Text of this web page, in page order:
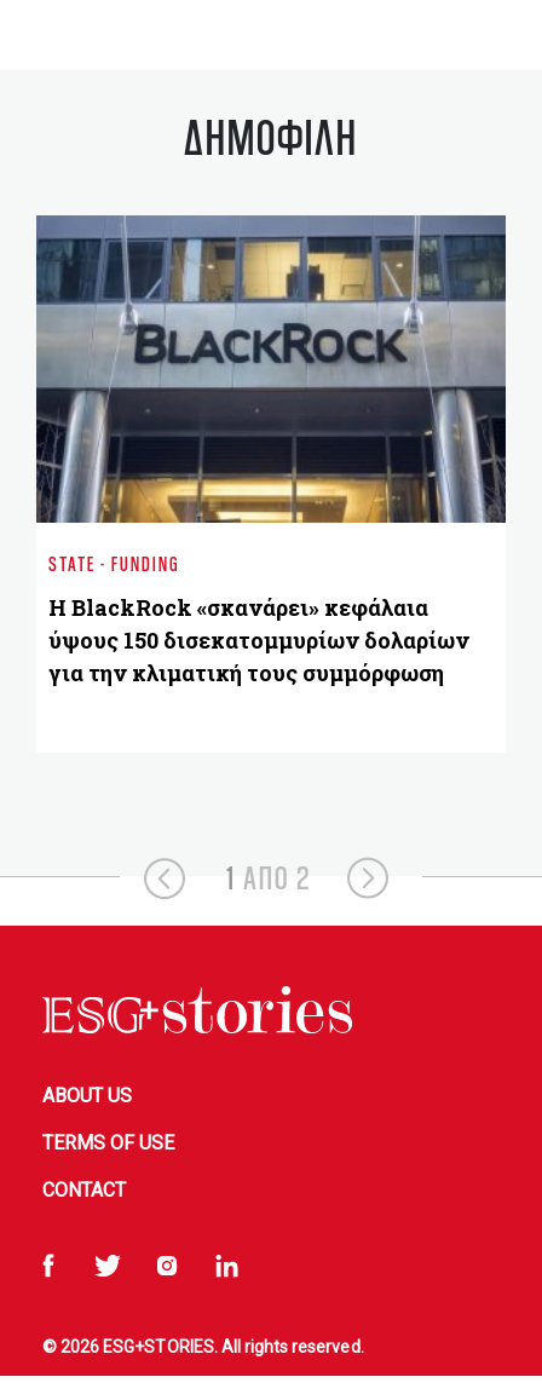
ΔΗΜΟΦΙΛΗ
STATE - FUNDING
Η BlackRock «σκανάρει» κεφάλαια
ύψους 150 δισεκατομμυρίων δολαρίων
για την κλιματική τους συμμόρφωση
1 ΑΠΟ 2
ABOUT US
TERMS OF USE
CONTACT
© 2026 ESG+STORIES. All rights reserved.